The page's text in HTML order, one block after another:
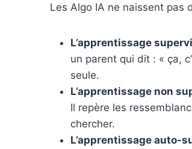
Les Algo IA ne naissent pas
L’apprentissage
un parent qui dit : « ça,
seule.
L’apprentissage non
Il repère les
chercher.
L’apprentissage auto-